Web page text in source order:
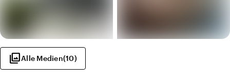
photo_libraryAlle Medien(10)